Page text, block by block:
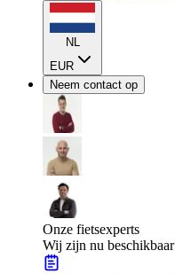
NL
EUR
Neem contact op
Onze fietsexperts
Wij zijn nu beschikbaar